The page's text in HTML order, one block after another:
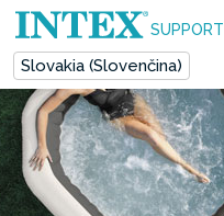
SUPPORT
Slovakia (Slovenčina)